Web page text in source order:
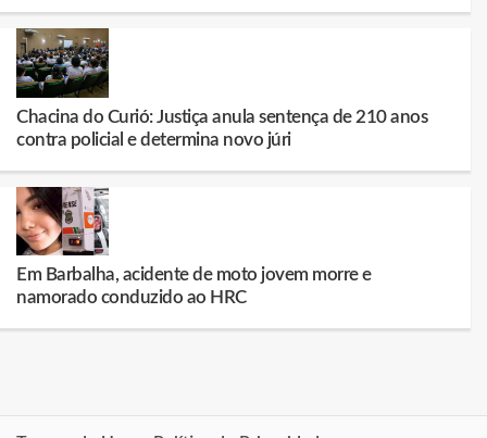
Chacina do Curió: Justiça anula sentença de 210 anos
contra policial e determina novo júri
Em Barbalha, acidente de moto jovem morre e
namorado conduzido ao HRC